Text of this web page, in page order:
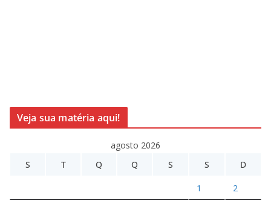
Veja sua matéria aqui!
agosto 2026
S
T Q Q S S D
1 2